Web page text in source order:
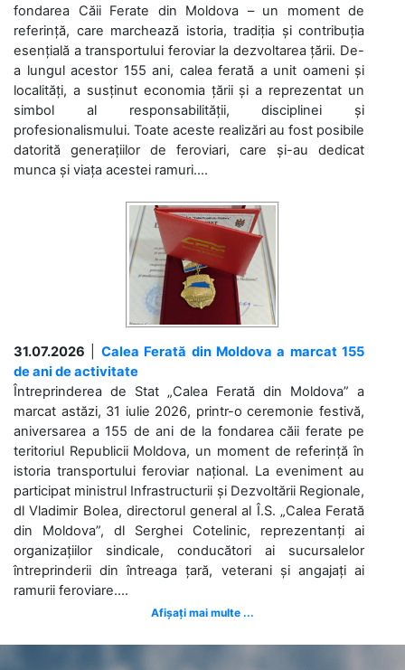
fondarea Căii Ferate din Moldova – un moment de
referință, care marchează istoria, tradiția și contribuția
esențială a transportului feroviar la dezvoltarea țării. De-
a lungul acestor 155 ani, calea ferată a unit oameni și
localități, a susținut economia țării și a reprezentat un
simbol al responsabilității, disciplinei și
profesionalismului. Toate aceste realizări au fost posibile
datorită generațiilor de feroviari, care și-au dedicat
munca și viața acestei ramuri....
31.07.2026
Calea Ferată din Moldova a marcat 155
de ani de activitate
Întreprinderea de Stat „Calea Ferată din Moldova” a
marcat astăzi, 31 iulie 2026, printr-o ceremonie festivă,
aniversarea a 155 de ani de la fondarea căii ferate pe
teritoriul Republicii Moldova, un moment de referință în
istoria transportului feroviar național. La eveniment au
participat ministrul Infrastructurii și Dezvoltării Regionale,
dl Vladimir Bolea, directorul general al Î.S. „Calea Ferată
din Moldova”, dl Serghei Cotelinic, reprezentanți ai
organizațiilor sindicale, conducători ai sucursalelor
întreprinderii din întreaga țară, veterani și angajați ai
ramurii feroviare....
Afișați mai multe ...